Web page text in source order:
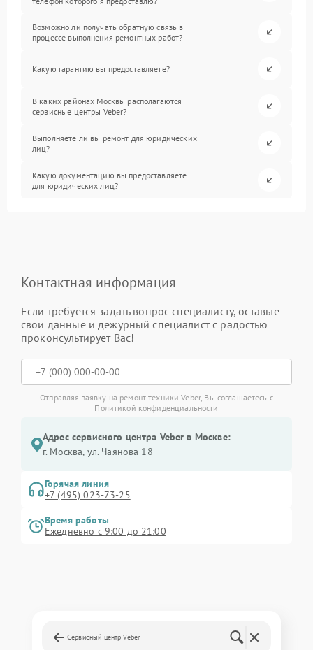
Возможно ли получать обратную связь в
процессе выполнения ремонтных работ?
Какую гарантию вы предоставляете?
В каких районах Москвы располагаются
сервисные центры Veber?
Выполняете ли вы ремонт для юридических
лиц?
Какую документацию вы предоставляете
для юридических лиц?
Контактная информация
Если требуется задать вопрос специалисту, оставьте
свои данные и дежурный специалист с радостью
проконсультирует Вас!
Отправляя заявку на ремонт техники Veber, Вы соглашаетесь с
Политикой конфиденциальности
Адрес сервисного центра Veber в Москве:
г. Москва, ул. Чаянова 18
Горячая линия
+7 (495) 023-73-25
Время работы
Ежедневно с 9:00 до 21:00
Сервисный центр Veber